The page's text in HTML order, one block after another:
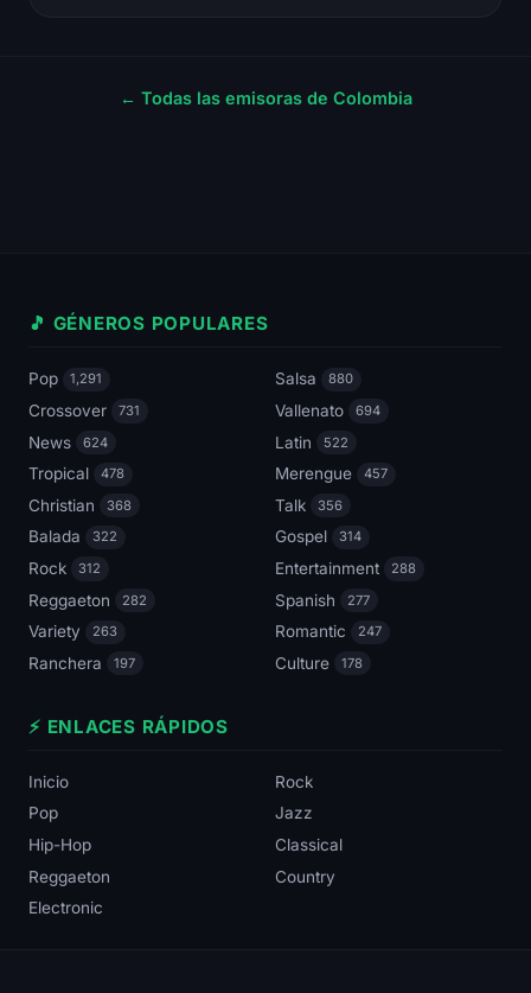
← Todas las emisoras de Colombia
🎵 GÉNEROS POPULARES
Pop 1,291 Salsa 880
Crossover 731 Vallenato 694
News 624 Latin 522
Tropical 478 Merengue 457
Christian 368 Talk 356
Balada 322 Gospel 314
Rock 312 Entertainment 288
Reggaeton 282 Spanish 277
Variety 263 Romantic 247
Ranchera 197 Culture 178
⚡ ENLACES RÁPIDOS
Inicio
Rock
Pop
Jazz
Hip-Hop
Classical
Reggaeton
Country
Electronic